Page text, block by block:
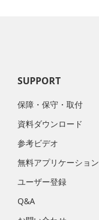
SUPPORT
保障・保守・取付
資料ダウンロード
参考ビデオ
無料アプリケーション
ユーザー登録
Q&A